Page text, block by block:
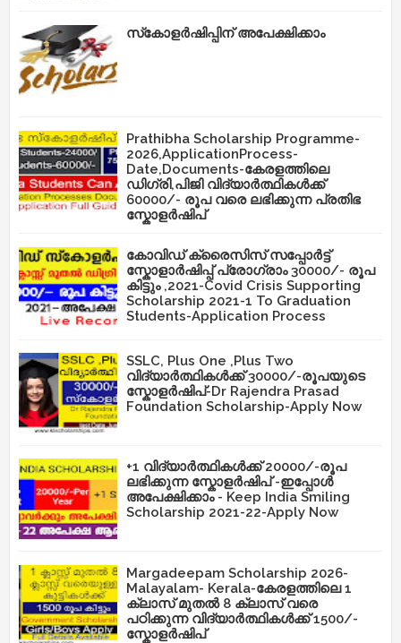
സ്‌കോളർഷിപ്പിന് അപേക്ഷിക്കാം
Prathibha Scholarship Programme-
2026,ApplicationProcess-
Date,Documents-കേരളത്തിലെ
ഡിഗ്രി,പിജി വിദ്യാർത്ഥികൾക്ക്
60000/- രൂപ വരെ ലഭിക്കുന്ന പ്രതിഭ
സ്കോളർഷിപ്
കോവിഡ് ക്രൈസിസ് സപ്പോർട്ട്
സ്കോളാർഷിപ്പ് പ്രോഗ്രാം 30000/- രൂപ
കിട്ടും ,2021-Covid Crisis Supporting
Scholarship 2021-1 To Graduation
Students-Application Process
SSLC, Plus One ,Plus Two
വിദ്യാർത്ഥികൾക്ക് 30000/-രൂപയുടെ
സ്കോളർഷിപ്-Dr Rajendra Prasad
Foundation Scholarship-Apply Now
+1 വിദ്യാർത്ഥികൾക്ക് 20000/-രൂപ
ലഭിക്കുന്ന സ്കോളർഷിപ് -ഇപ്പോൾ
അപേക്ഷിക്കാം - Keep India Smiling
Scholarship 2021-22-Apply Now
Margadeepam Scholarship 2026-
Malayalam- Kerala-കേരളത്തിലെ 1
ക്ലാസ് മുതൽ 8 ക്ലാസ് വരെ
പഠിക്കുന്ന വിദ്യാർത്ഥികൾക്ക് 1500/-
സ്കോളർഷിപ്